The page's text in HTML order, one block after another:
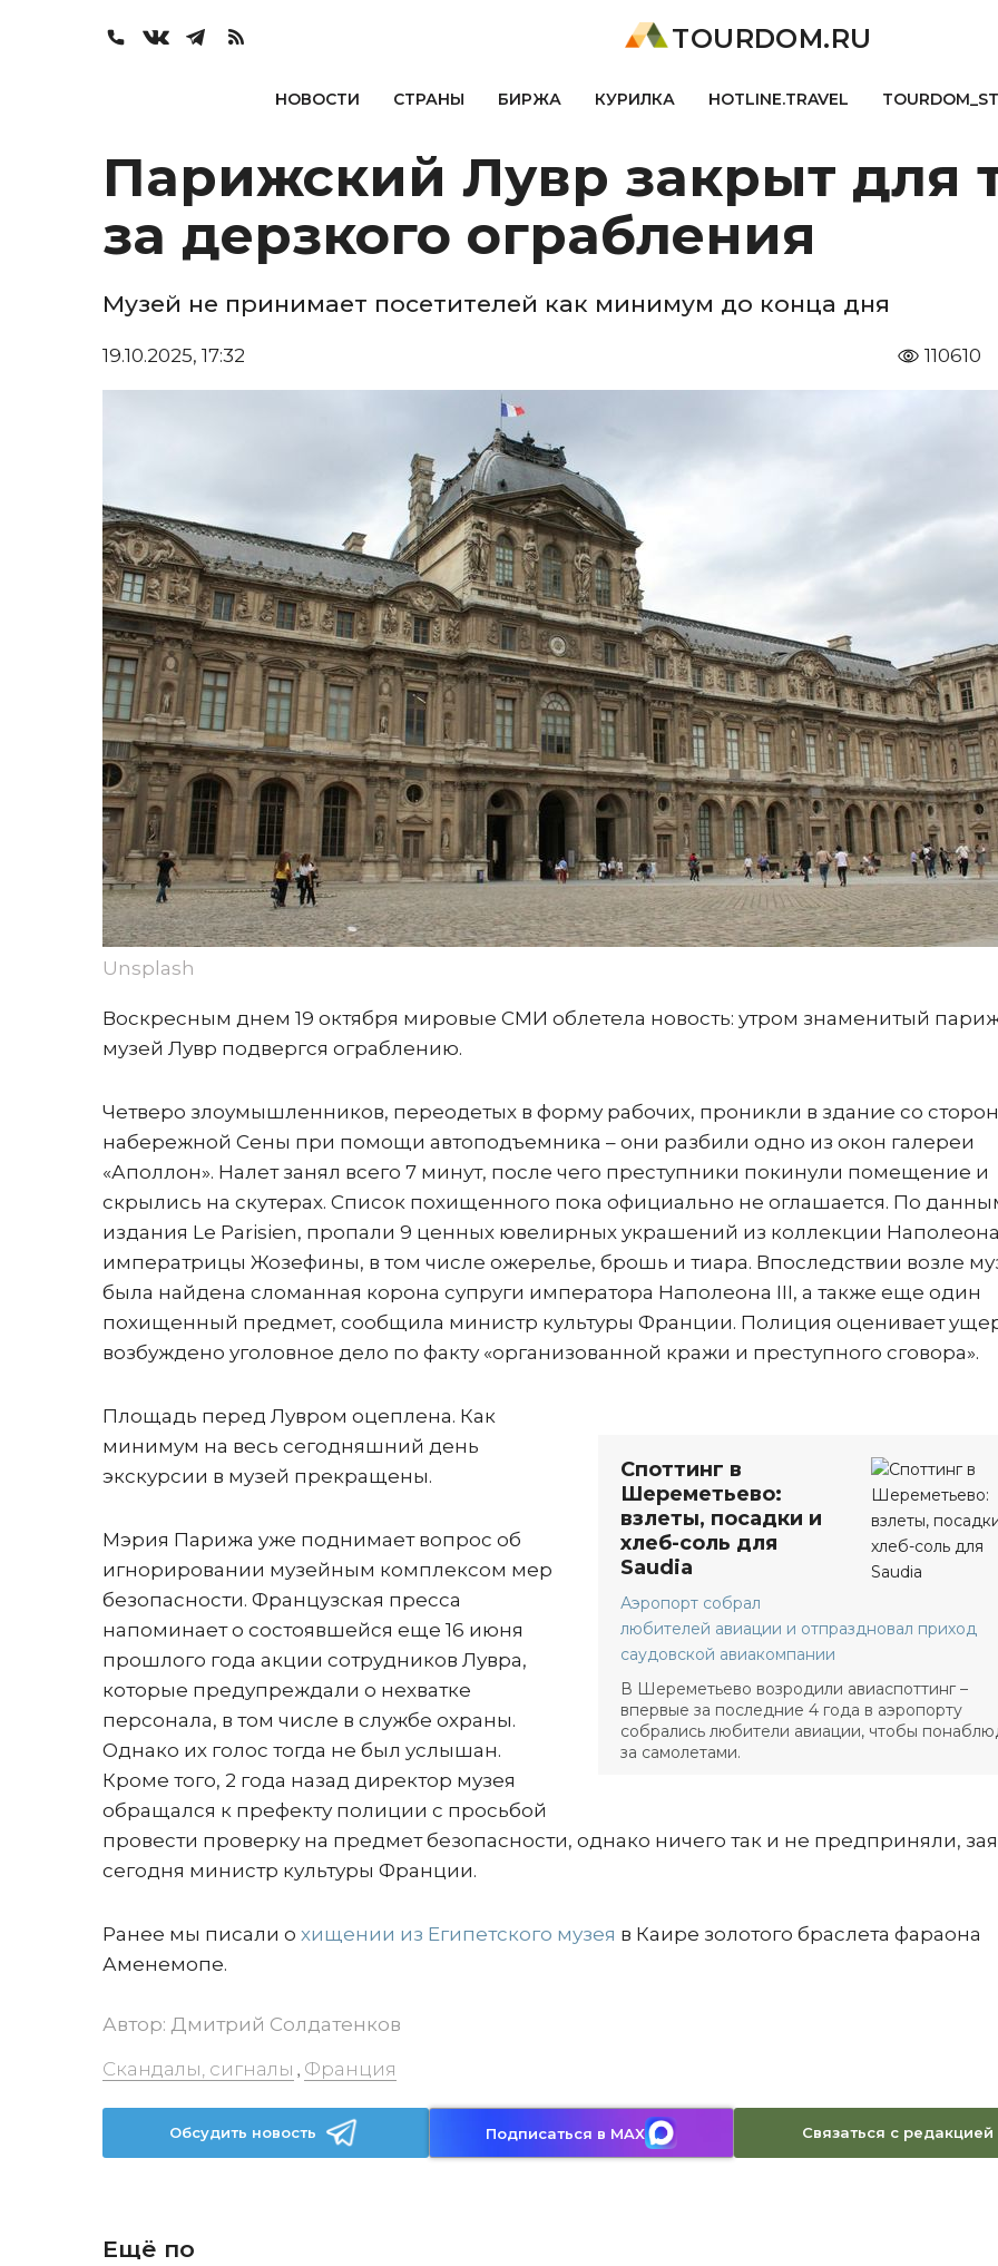
TOURDOM.RU
НОВОСТИ СТРАНЫ БИРЖА КУРИЛКА HOTLINE.TRAVEL
Парижский Лувр закрыт для
за дерзкого ограбления
Музей не принимает посетителей как минимум до конца дня
19.10.2025, 17:32 110610
Unsplash
Воскресным днем 19 октября мировые СМИ облетела новость: утром знаменитый
музей Лувр подвергся ограблению.
Четверо злоумышленников, переодетых в форму рабочих, проникли в здание со
набережной Сены при помощи автоподъемника – они разбили одно из окон галереи
«Аполлон». Налет занял всего 7 минут, после чего преступники покинули помещение и
скрылись на скутерах. Список похищенного пока официально не оглашается. По
издания Le Parisien, пропали 9 ценных ювелирных украшений из коллекции
императрицы Жозефины, в том числе ожерелье, брошь и тиара. Впоследствии возле
была найдена сломанная корона супруги императора Наполеона III, а также еще один
похищенный предмет, сообщила министр культуры Франции. Полиция оценивает
возбуждено уголовное дело по факту «организованной кражи и преступного сговора».
Споттинг в
Шереметьево:
взлеты, посадки и
хлеб-соль для
Saudia
Аэропорт собрал
любителей авиации и отпраздновал приход
саудовской авиакомпании
В Шереметьево возродили авиаспоттинг –
впервые за последние 4 года в аэропорту
собрались любители авиации, чтобы
за самолетами.
Площадь перед Лувром оцеплена. Как
минимум на весь сегодняшний день
экскурсии в музей прекращены.
Мэрия Парижа уже поднимает вопрос об
игнорировании музейным комплексом мер
безопасности. Французская пресса
напоминает о состоявшейся еще 16 июня
прошлого года акции сотрудников Лувра,
которые предупреждали о нехватке
персонала, в том числе в службе охраны.
Однако их голос тогда не был услышан.
Кроме того, 2 года назад директор музея
обращался к префекту полиции с просьбой
провести проверку на предмет безопасности, однако ничего так и не предприняли,
сегодня министр культуры Франции.
Ранее мы писали о хищении из Египетского музея в Каире золотого браслета фараона
Аменемопе.
Автор: Дмитрий Солдатенков
Скандалы, сигналы , Франция
Обсудить новость Подписаться в MAX Связаться с редакцией
Ещё по